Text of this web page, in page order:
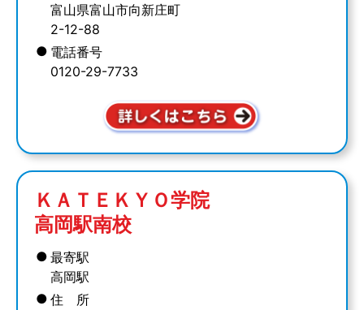
富山県富山市向新庄町
2-12-88
● 電話番号
0120-29-7733
ＫＡＴＥＫＹＯ学院
高岡駅南校
● 最寄駅
高岡駅
● 住 所